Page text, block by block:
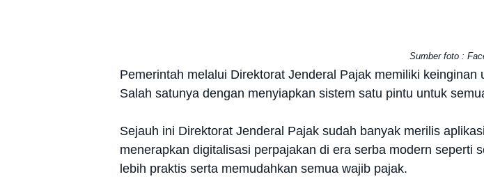
Sumber foto :
Pemerintah melalui Direktorat Jenderal Pajak memiliki
Salah satunya dengan menyiapkan sistem satu pintu untuk
Sejauh ini Direktorat Jenderal Pajak sudah banyak merilis
menerapkan digitalisasi perpajakan di era serba modern seperti
lebih praktis serta memudahkan semua wajib pajak.